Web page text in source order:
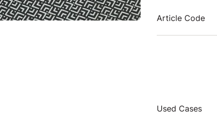
Article Code
Used Cases